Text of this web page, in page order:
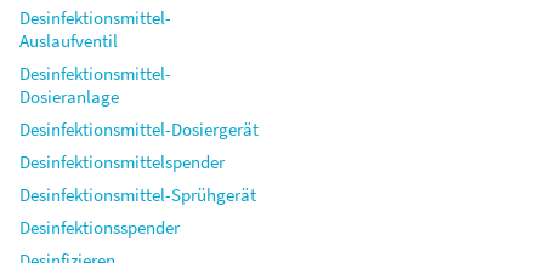
Desinfektionsmittel-
Auslaufventil
Desinfektionsmittel-
Dosieranlage
Desinfektionsmittel-Dosiergerät
Desinfektionsmittelspender
Desinfektionsmittel-Sprühgerät
Desinfektionsspender